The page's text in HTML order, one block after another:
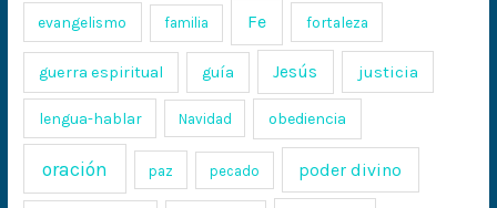
evangelismo familia Fe fortaleza
guerra espiritual guía Jesús justicia
lengua-hablar Navidad obediencia
oración paz pecado poder divino